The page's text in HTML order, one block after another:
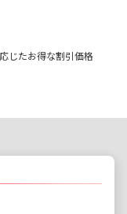
じたお得な割引価格